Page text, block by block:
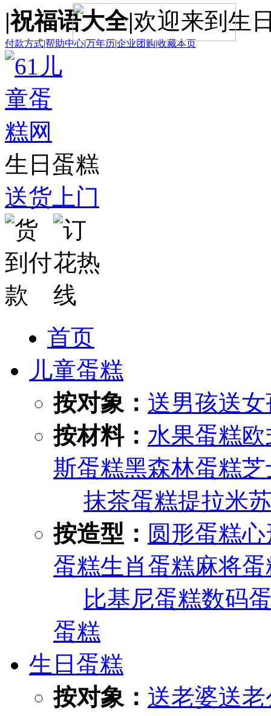
|祝福语大全|欢迎来到生
付款方式|帮助中心|万年历|企业团购|收藏本页
生日蛋糕
送货上门
首页
儿童蛋糕
按对象： 送男孩送女
按材料： 水果蛋糕
斯蛋糕黑森林蛋糕芝
抹茶蛋糕提拉米
按造型： 圆形蛋糕心
蛋糕生肖蛋糕麻将
比基尼蛋糕数码
蛋糕
生日蛋糕
按对象： 送老婆送老